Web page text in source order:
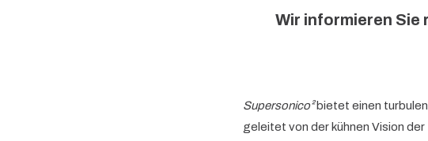
Wir informieren Sie
Supersonico²bietet einen
geleitet von der kühnen Vision